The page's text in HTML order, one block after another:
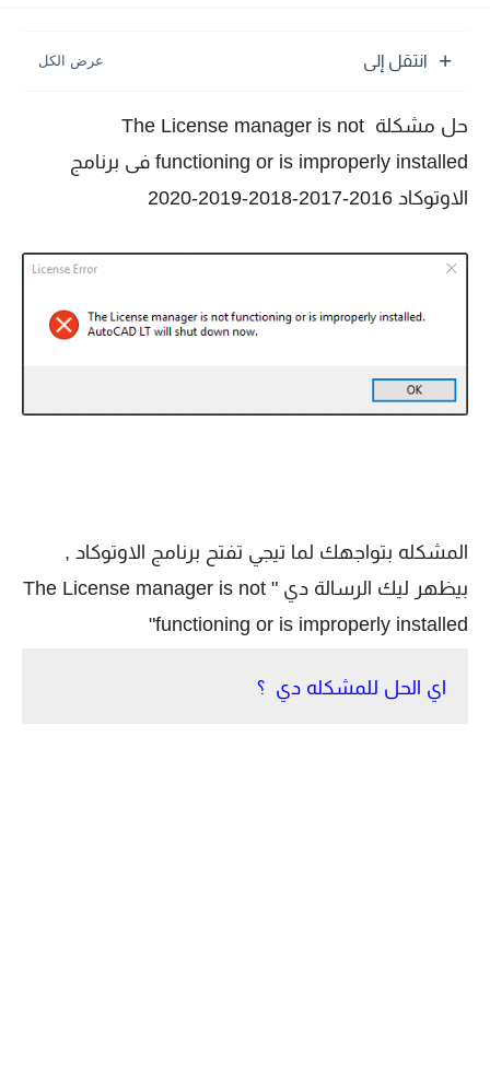
انتقل إلى
حل مشكلة The License manager is not
functioning or is improperly installed فى برنامج
الاوتوكاد 2016-2017-2018-2019-2020
المشكله بتواجهك لما تيجي تفتح برنامج الاوتوكاد ,
بيظهر ليك الرسالة دي " The License manager is not
functioning or is improperly installed"
اي الحل للمشكله دي ؟